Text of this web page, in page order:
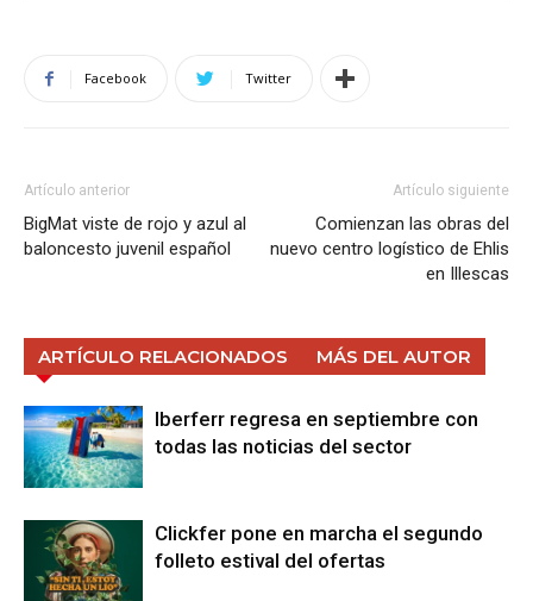
Facebook Twitter
Artículo anterior
BigMat viste de rojo y azul al
baloncesto juvenil español
Artículo siguiente
Comienzan las obras del
nuevo centro logístico de Ehlis
en Illescas
ARTÍCULO RELACIONADOS MÁS DEL AUTOR
Iberferr regresa en septiembre con
todas las noticias del sector
Clickfer pone en marcha el segundo
folleto estival del ofertas